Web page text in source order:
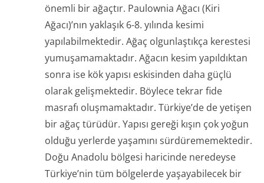
önemli bir ağaçtır. Paulownia Ağacı (Kiri
Ağacı)’nın yaklaşık 6-8. yılında kesimi
yapılabilmektedir. Ağaç olgunlaştıkça kerestesi
yumuşamamaktadır. Ağacın kesim yapıldıktan
sonra ise kök yapısı eskisinden daha güçlü
olarak gelişmektedir. Böylece tekrar fide
masrafı oluşmamaktadır. Türkiye’de de yetişen
bir ağaç türüdür. Yapısı gereği kışın çok yoğun
olduğu yerlerde yaşamını sürdürememektedir.
Doğu Anadolu bölgesi haricinde neredeyse
Türkiye’nin tüm bölgelerde yaşayabilecek bir